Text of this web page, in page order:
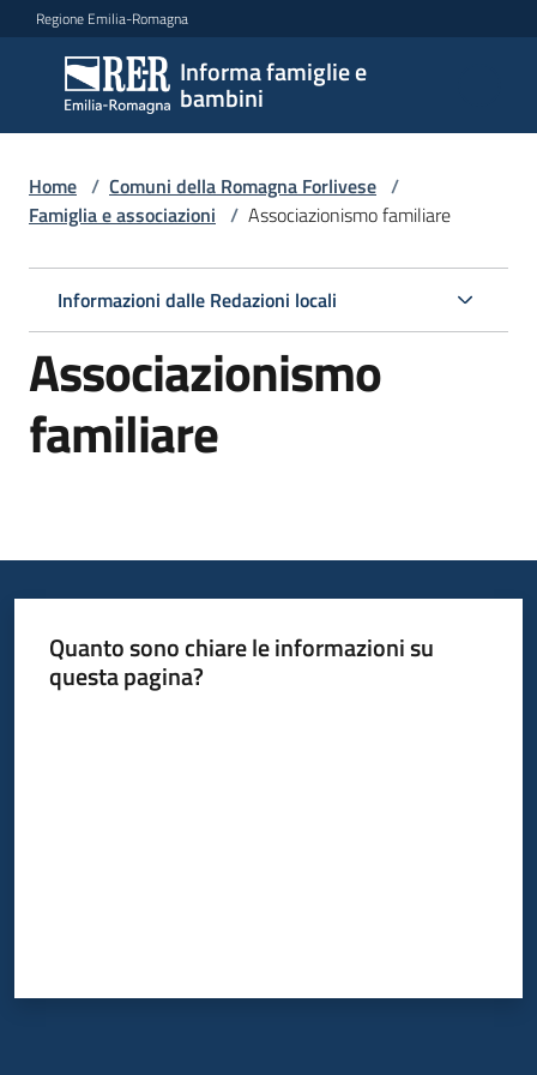
Vai al contenuto
Vai alla navigazione
Vai al footer
Regione Emilia-Romagna
Informa famiglie e
bambini
Informa
famiglie
e
bambini
Argomenti
Servizi
Centri
locali
Home / Comuni della Romagna Forlivese /
Famiglia e associazioni / Associazionismo familiare
Informazioni dalle Redazioni locali
Associazionismo
familiare
Quanto sono chiare le informazioni su
questa pagina?